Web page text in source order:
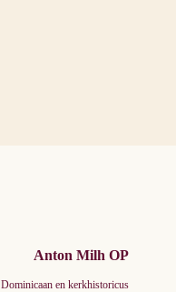
Anton Milh OP
Dominicaan en kerkhistoricus